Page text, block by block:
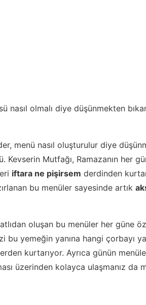
nasıl olmalı diye düşünmekten
menü nasıl oluşturulur diye
Kevserin Mutfağı, Ramazanın her
iftara ne pişirsem derdinden
bu menüler sayesinde artık
oluşan bu menüler her güne
bu yemeğin yanına hangi çorbayı
kurtarıyor. Ayrıca günün
üzerinden kolayca ulaşmanız da